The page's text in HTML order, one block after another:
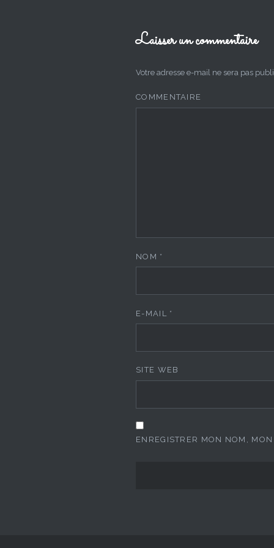
Laisser un commentaire
Votre adresse e-mail ne sera pas
COMMENTAIRE
NOM *
E-MAIL *
SITE WEB
ENREGISTRER MON NOM,